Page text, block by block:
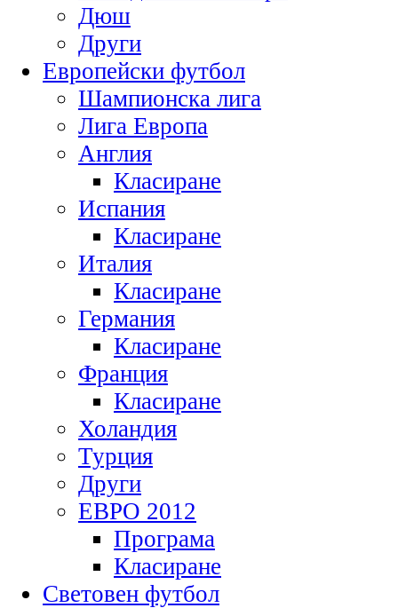
Дюш
Други
Европейски футбол
Шампионска лига
Лига Европа
Англия
Класиране
Испания
Класиране
Италия
Класиране
Германия
Класиране
Франция
Класиране
Холандия
Турция
Други
ЕВРО 2012
Програма
Класиране
Световен футбол